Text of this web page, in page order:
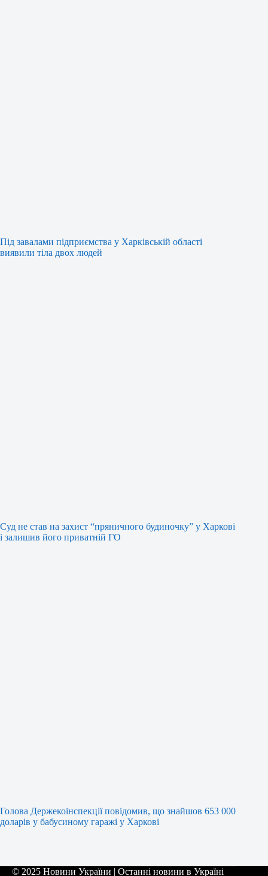
Під завалами підприємства у Харківській області
виявили тіла двох людей
Суд не став на захист “пряничного будиночку” у Харкові
і залишив його приватній ГО
Голова Держекоінспекції повідомив, що знайшов 653 000
доларів у бабусиному гаражі у Харкові
© 2025 Новини України | Останні новини в Україні